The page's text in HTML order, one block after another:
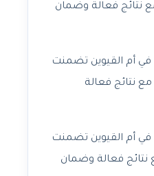
نتائج فعالة وضمان
أم القيوين تضمنت
نتائج فعالة
أم القيوين تضمنت
نتائج فعالة وضمان